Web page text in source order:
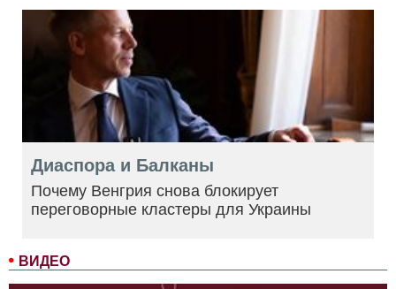
ВИДЕО
Диаспора и Балканы
Почему Венгрия снова блокирует
переговорные кластеры для Украины